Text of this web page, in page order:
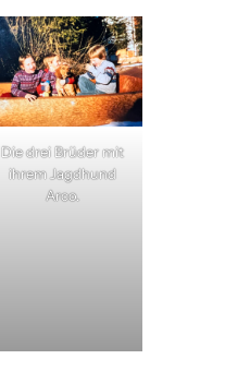
Die drei Brüder mit
ihrem Jagdhund
Arco.